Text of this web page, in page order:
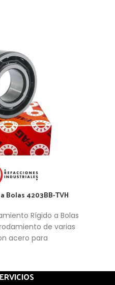
Bolas 4203BB-TVH
Rígido a Bolas
de varias
acero para
en una jaula. Su
y